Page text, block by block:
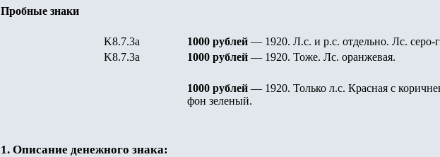
Пробные знаки
K8.7.3а 1000 рублей — 1920. Л.с. и р.с. отдельно. Лс. серо-
K8.7.3а
1000 рублей — 1920. Тоже. Лс. оранжевая.
1000 рублей — 1920. Только л.с. Красная с
фон зеленый.
1. Описание денежного знака: